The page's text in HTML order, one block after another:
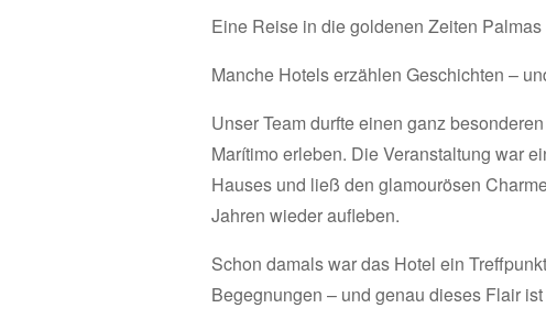
Eine Reise in die goldenen Zeiten Palmas
Manche Hotels erzählen Geschichten –
Unser Team durfte einen ganz
Marítimo erleben. Die Veranstaltung war
Hauses und ließ den glamourösen
Jahren wieder aufleben.
Schon damals war das Hotel ein
Begegnungen – und genau dieses Flair